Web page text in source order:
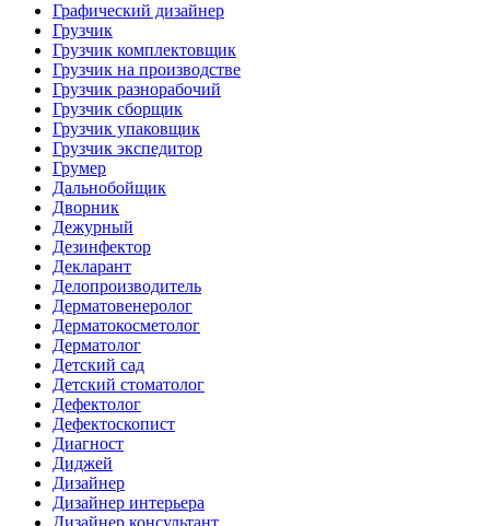
Графический дизайнер
Грузчик
Грузчик комплектовщик
Грузчик на производстве
Грузчик разнорабочий
Грузчик сборщик
Грузчик упаковщик
Грузчик экспедитор
Грумер
Дальнобойщик
Дворник
Дежурный
Дезинфектор
Декларант
Делопроизводитель
Дерматовенеролог
Дерматокосметолог
Дерматолог
Детский сад
Детский стоматолог
Дефектолог
Дефектоскопист
Диагност
Диджей
Дизайнер
Дизайнер интерьера
Дизайнер консультант